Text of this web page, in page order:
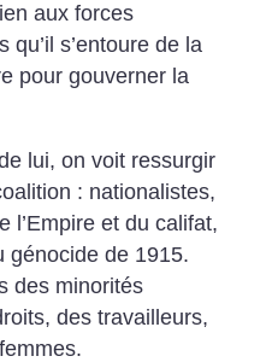
aux forces
s’entoure de la
pour gouverner la
lui, on voit ressurgir
: nationalistes,
l’Empire et du califat,
génocide de 1915.
des minorités
des travailleurs,